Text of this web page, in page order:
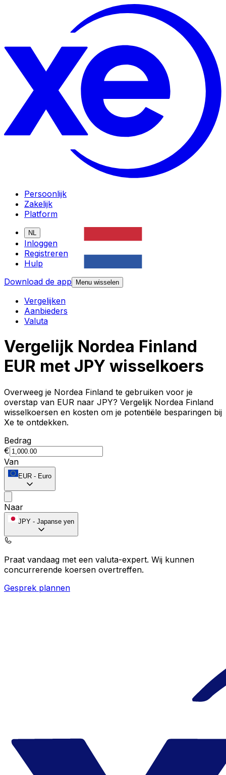
Persoonlijk
Zakelijk
Platform
NL
Inloggen
Registreren
Hulp
Download de app
Menu wisselen
Vergelijken
Aanbieders
Valuta
Vergelijk Nordea Finland
EUR met JPY wisselkoers
Overweeg je Nordea Finland te gebruiken voor je
overstap van EUR naar JPY? Vergelijk Nordea Finland
wisselkoersen en kosten om je potentiële besparingen bij
Xe te ontdekken.
Bedrag
€
Van
EUR - Euro
Naar
JPY - Japanse yen
Praat vandaag met een valuta-expert. Wij kunnen
concurrerende koersen overtreffen.
Gesprek plannen